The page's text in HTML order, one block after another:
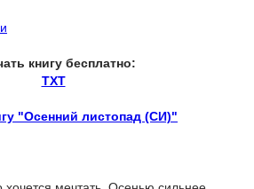
книгу бесплатно:
TXT
"Осенний листопад (СИ)"